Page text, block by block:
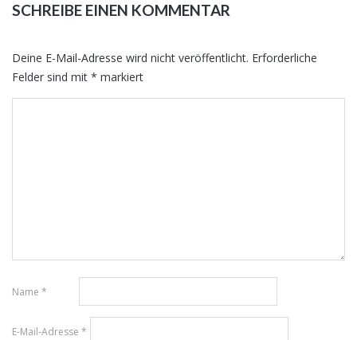
SCHREIBE EINEN KOMMENTAR
Deine E-Mail-Adresse wird nicht veröffentlicht. Erforderliche
Felder sind mit * markiert
Name *
E-Mail-Adresse *